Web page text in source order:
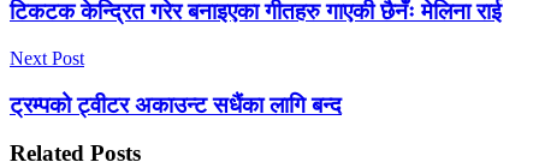
टिकटक केन्द्रित गरेर बनाइएका गीतहरु गाएकी छैनँः मेलिना राई
Next Post
ट्रम्पको ट्वीटर अकाउन्ट सधैंका लागि बन्द
Related Posts